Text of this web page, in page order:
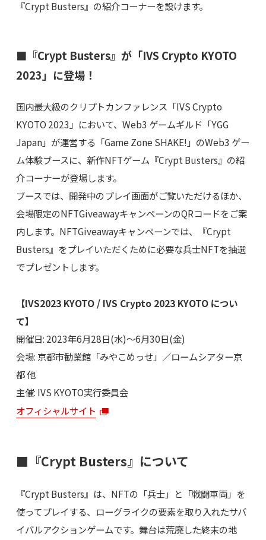
『Crypt Busters』の紹介コーナーを設けます。
■『Crypt Busters』が「IVS Crypto KYOTO
2023」に登場！
国内最大級のクリプトカンファレンス「IVS Crypto
KYOTO 2023」において、Web3 ゲームギルド「YGG
Japan」が運営する「Game Zone SHAKE!」のWeb3 ゲー
ム体験ブースに、新作NFTゲーム『Crypt Busters』の紹
介コーナーが登場します。
ブースでは、開発中のプレイ画面がご覧いただけるほか、
会場限定のNFTGiveawayキャンペーンのQRコードをご案
内します。NFTGiveawayキャンペーンでは、『Crypt
Busters』をプレイいただくために必要な兵士NFTを抽選
でプレゼントします。
【IVS2023 KYOTO / IVS Crypto 2023 KYOTO につい
て】
開催日: 2023年6月28日(水)～6月30日(金)
会場: 京都市勧業館「みやこめっせ」／ロームシアター京
都 他
主催: IVS KYOTO実行委員会
オフィシャルサイト
■『Crypt Busters』について
『Crypt Busters』は、NFTの「兵士」と「戦闘車両」を
使ってプレイする、ローグライクの要素を取り入れたサバ
イバルアクションゲームです。舞台は荒廃した終末の地